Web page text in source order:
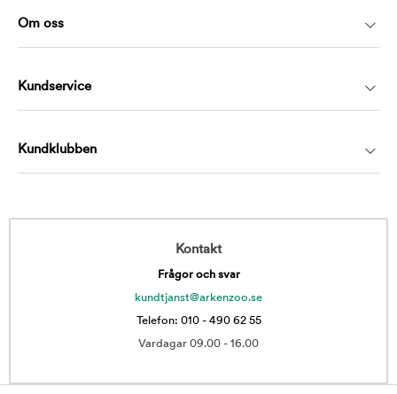
Om oss
Kundservice
Kundklubben
Kontakt
Frågor och svar
kundtjanst@arkenzoo.se
Telefon: 010 - 490 62 55
Vardagar 09.00 - 16.00